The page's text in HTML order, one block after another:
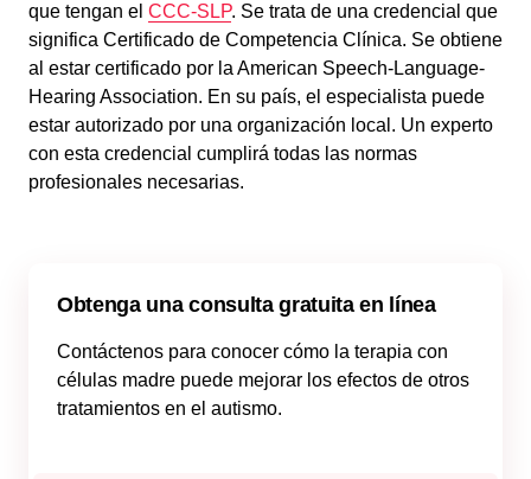
que tengan el CCC-SLP. Se trata de una credencial que
significa Certificado de Competencia Clínica. Se obtiene
al estar certificado por la American Speech-Language-
Hearing Association. En su país, el especialista puede
estar autorizado por una organización local. Un experto
con esta credencial cumplirá todas las normas
profesionales necesarias.
Obtenga una consulta gratuita en línea
Contáctenos para conocer cómo la terapia con
células madre puede mejorar los efectos de otros
tratamientos en el autismo.